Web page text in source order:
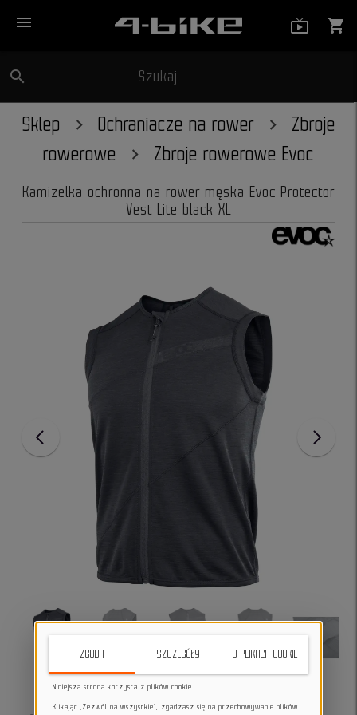
menu shopping_cart
search Szukaj
Sklep Ochraniacze na rower
Zbroje
rowerowe
Zbroje rowerowe Evoc
Kamizelka ochronna na rower męska Evoc Protector
Vest Lite black XL
ZGODA SZCZEGÓŁY O PLIKACH COOKIE
Niniejsza strona korzysta z plików cookie
Klikając „Zezwól na wszystkie”, zgadzasz się na przechowywanie plików